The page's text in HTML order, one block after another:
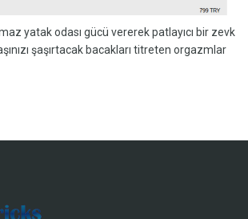
yatak odası gücü vererek patlayıcı bir zevk
şaşırtacak bacakları titreten orgazmlar